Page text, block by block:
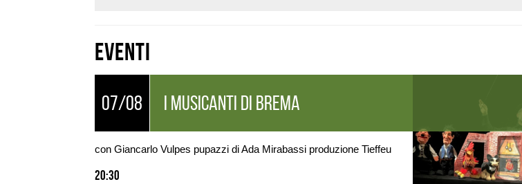
Eventi
07/08 I MUSICANTI DI BREMA
con Giancarlo Vulpes pupazzi di Ada Mirabassi produzione Tieffeu
20:30